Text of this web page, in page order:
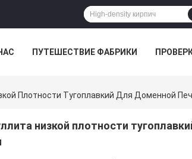
ПУТЕШЕСТВИЕ ФАБРИКИ
Плотности Тугоплавкий Для Доменной
низкой плотности